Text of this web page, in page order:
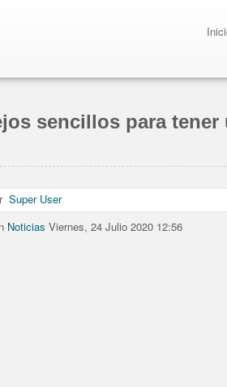
sencillos para
Super User
Noticias Viernes, 24 Julio 2020 12:56